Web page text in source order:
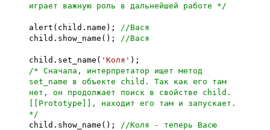
играет важную роль в дальнейшей работе */
alert(child.name);
//Вася
child.show_name();
//Вася
child.set_name( 'Коля' );
/* Сначала, интерпретатор ищет метод
set_name в объекте child. Так как его там
нет, он продолжает поиск в свойстве child.
[[Prototype]], находит его там и запускает.
*/
child.show_name();
//Коля - теперь Васю